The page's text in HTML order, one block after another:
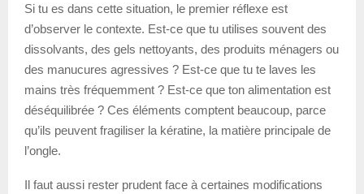
Si tu es dans cette situation, le premier réflexe est
d’observer le contexte. Est-ce que tu utilises souvent des
dissolvants, des gels nettoyants, des produits ménagers ou
des manucures agressives ? Est-ce que tu te laves les
mains très fréquemment ? Est-ce que ton alimentation est
déséquilibrée ? Ces éléments comptent beaucoup, parce
qu’ils peuvent fragiliser la kératine, la matière principale de
l’ongle.
Il faut aussi rester prudent face à certaines modifications